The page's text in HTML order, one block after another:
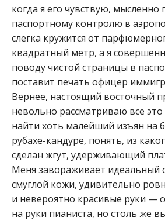
когда я его чувствую, мысленно
паспортному контролю в
слегка кружится от
квадратный метр, а я
поводу чистой страницы в
поставит печать офицер
Вернее, настоящий восточный
невольно рассматриваю все
найти хоть малейший изъян на
рубахе-кандуре, понять, из
сделан жгут, удерживающий
Меня завораживает идеальный
смуглой кожи, удивительно
и невероятно красивые руки —
на руки пианиста, но столь же